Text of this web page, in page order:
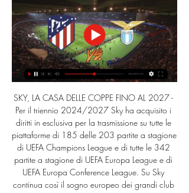
SKY, LA CASA DELLE COPPE FINO AL 2027 -
Per il triennio 2024/2027 Sky ha acquisito i
diritti in esclusiva per la trasmissione su tutte le
piattaforme di 185 delle 203 partite a stagione
di UEFA Champions League e di tutte le 342
partite a stagione di UEFA Europa League e di
UEFA Europa Conference League. Su Sky
continua così il sogno europeo dei grandi club